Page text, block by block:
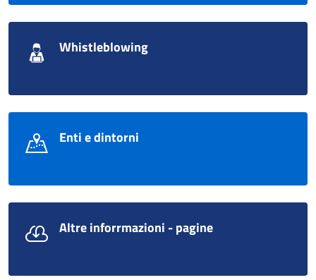
Whistleblowing
Enti e dintorni
Altre inforrmazioni - pagine